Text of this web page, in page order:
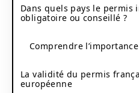
Dans quels pays le permis
obligatoire ou conseillé ?
Comprendre
La validité du permis
européenne